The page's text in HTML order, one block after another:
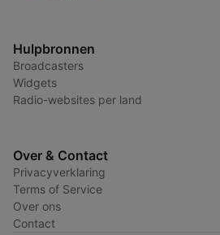
Hulpbronnen
Broadcasters
Widgets
Radio-websites per land
Over & Contact
Privacyverklaring
Terms of Service
Over ons
Contact